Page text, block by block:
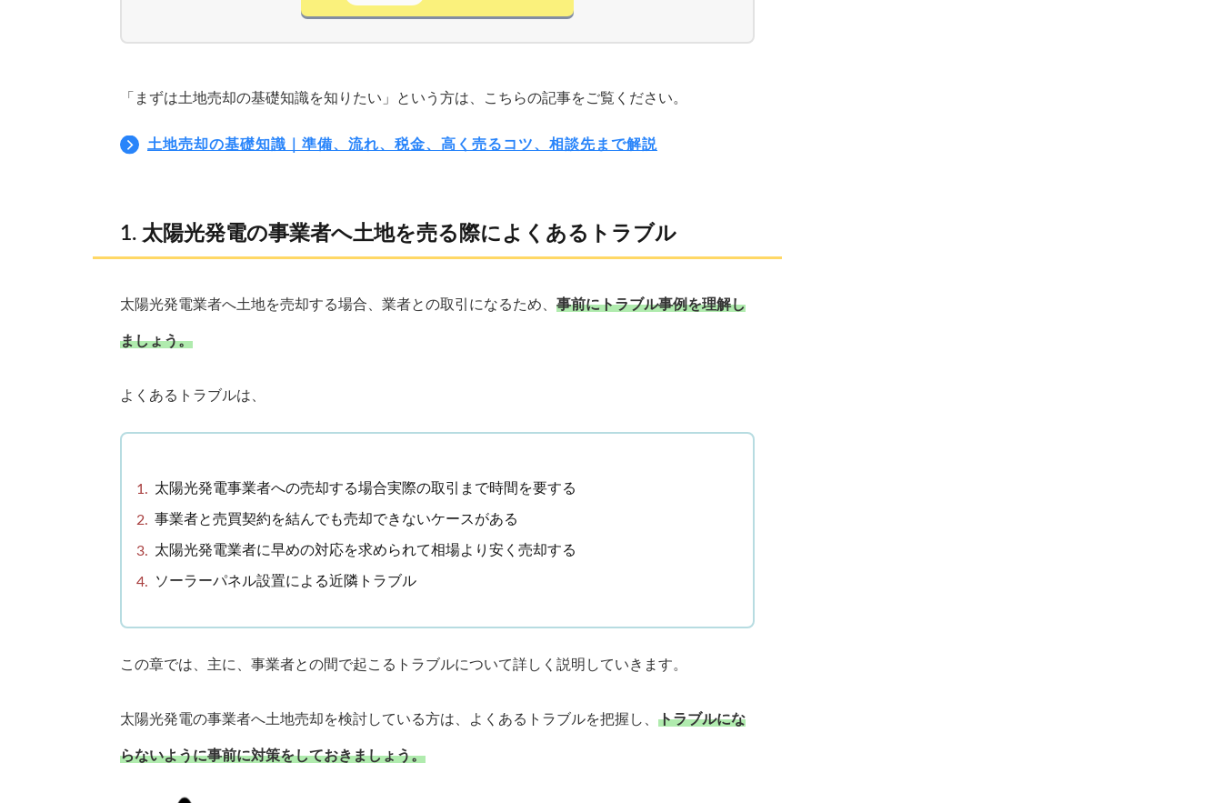
「まずは土地売却の基礎知識を知りたい」という方は、こちらの記事をご覧ください。
土地売却の基礎知識｜準備、流れ、税金、高く売るコツ、相談先まで解説
太陽光発電の事業者へ土地を売る際によくあるトラブル
太陽光発電業者へ土地を売却する場合、業者との取引になるため、 事前にトラブル事例を理解し
ましょう。
よくあるトラブルは、
太陽光発電事業者への売却する場合実際の取引まで時間を要する
事業者と売買契約を結んでも売却できないケースがある
太陽光発電業者に早めの対応を求められて相場より安く売却する
ソーラーパネル設置による近隣トラブル
この章では、主に、事業者との間で起こるトラブルについて詳しく説明していきます。
太陽光発電の事業者へ土地売却を検討している方は、よくあるトラブルを把握し、 トラブルにな
らないように事前に対策をしておきましょう。